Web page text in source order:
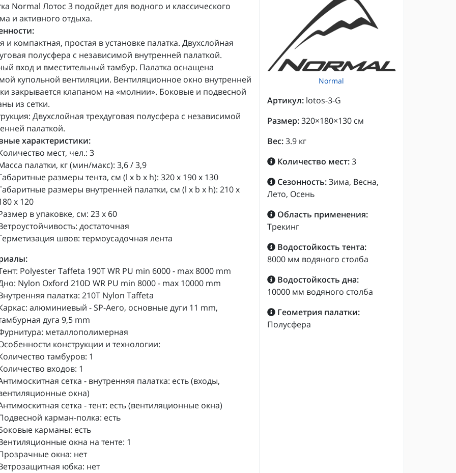
Normal Лотос 3 подойдет для водного и классического
и активного отдыха.
и компактная, простая в установке палатка. Двухслойная
полусфера с независимой внутренней палаткой.
вход и вместительный тамбур. Палатка оснащена
купольной вентиляции. Вентиляционное окно внутренней
закрывается клапаном на «молнии». Боковые и подвесной
из сетки.
Двухслойная трехдуговая полусфера с независимой
палаткой.
характеристики:
мест, чел.: 3
палатки, кг (мин/макс): 3,6 / 3,9
размеры тента, см (l x b x h): 320 х 190 х 130
размеры внутренней палатки, см (l x b x h): 210 х
х 120
в упаковке, см: 23 х 60
достаточная
швов: термоусадочная лента
Polyester Taffeta 190T WR PU min 6000 - max 8000 mm
Nylon Oxford 210D WR PU min 8000 - max 10000 mm
палатка: 210T Nylon Taffeta
алюминиевый - SP-Aero, основные дуги 11 mm,
дуга 9,5 mm
металлополимерная
конструкции и технологии:
тамбуров: 1
входов: 1
сетка - внутренняя палатка: есть (входы,
окна)
сетка - тент: есть (вентиляционные окна)
карман-полка: есть
карманы: есть
окна на тенте: 1
окна: нет
юбка: нет
Normal
Артикул: lotos-3-G
Размер:320×180×130 см
Вес:3.9 кг
Количество мест:3
Сезонность:Зима, Весна,
Лето, Осень
Область применения:
Трекинг
Водостойкость тента:
8000 мм водяного столба
Водостойкость дна:
10000 мм водяного столба
Геометрия палатки:
Полусфера